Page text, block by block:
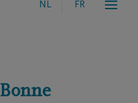
NL FR
Bonne